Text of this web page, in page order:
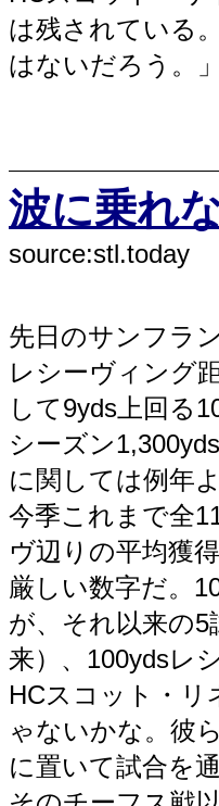
は残されている
はないだろう。」
波に乗れ
source:stl.today
先日のサンフラ
レシーヴィング
して9yds上回る
シーズン
に関しては例年
今季これまで全
ヴ辺りの平均獲
厳しい数字だ。
が、それ以来の
来）、100ydsレ
HCスコット・
ゃないかな。彼
に置いて試合を